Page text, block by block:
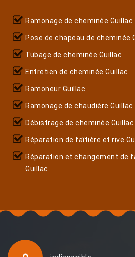
Ramonage de cheminée Guillac
Pose de chapeau de cheminée
Tubage de cheminée Guillac
Entretien de cheminée Guillac
Ramoneur Guillac
Ramonage de chaudière Guillac
Débistrage de cheminée Guillac
Réparation de faîtière et rive
Réparation et changement de
Guillac